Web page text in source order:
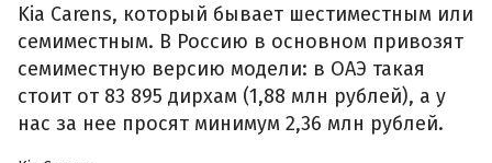
Kia Carens, который бывает шестиместным или
семиместным. В Россию в основном привозят
семиместную версию модели: в ОАЭ такая
стоит от 83 895 дирхам (1,88 млн рублей), а у
нас за нее просят минимум 2,36 млн рублей.